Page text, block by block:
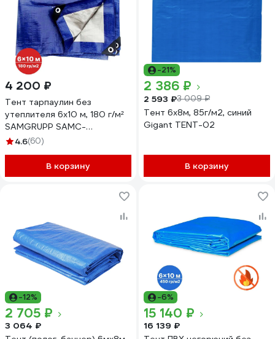
4 200 ₽
Тент тарпаулин без
утеплителя 6x10 м, 180 г/м²
SAMGRUPP SAMC-
079018061Т
4.6(60)
В корзину
-21%
2 386 ₽
2 593 ₽3 009 ₽
Тент 6х8м, 85г/м2, синий
Gigant TENT-02
В корзину
-12%
2 705 ₽
3 064 ₽
-6%
15 140 ₽
16 139 ₽